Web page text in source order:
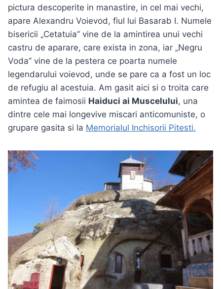
pictura descoperite in manastire, in cel mai vechi,
apare Alexandru Voievod, fiul lui Basarab I. Numele
bisericii „Cetatuia” vine de la amintirea unui vechi
castru de aparare, care exista in zona, iar „Negru
Voda” vine de la pestera ce poarta numele
legendarului voievod, unde se pare ca a fost un loc
de refugiu al acestuia. Am gasit aici si o troita care
amintea de faimosii Haiduci ai Muscelului, una
dintre cele mai longevive miscari anticomuniste, o
grupare gasita si la Memorialul Inchisorii Pitesti.